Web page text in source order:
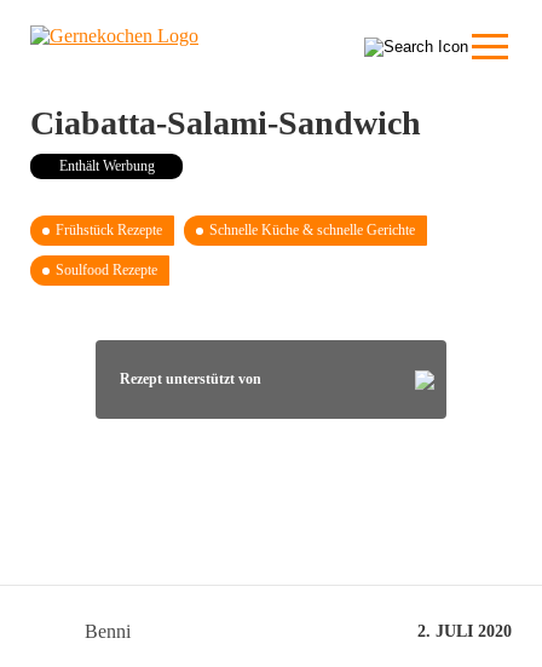
Ciabatta-Salami-Sandwich
Enthält Werbung
Frühstück Rezepte Schnelle Küche & schnelle Gerichte
Soulfood Rezepte
Rezept unterstützt von
Benni 2. JULI 2020